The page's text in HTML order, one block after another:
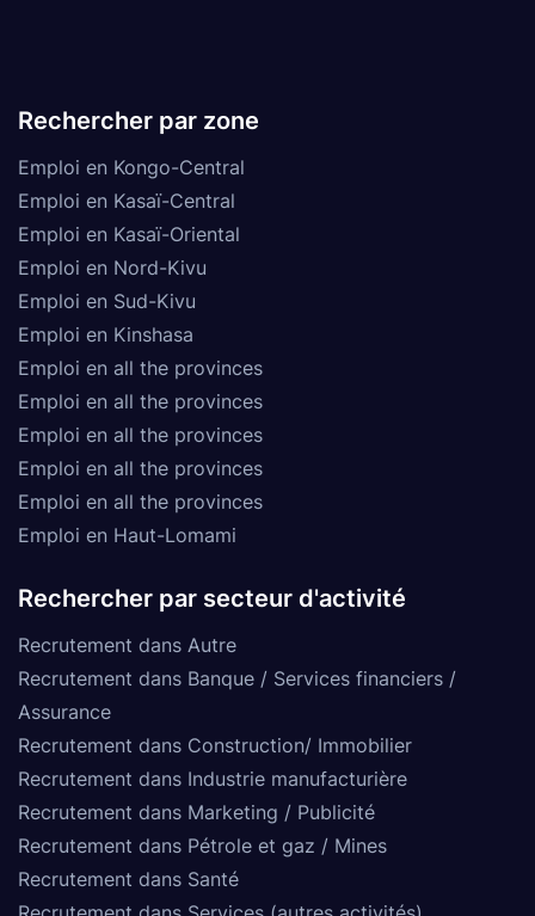
Rechercher par zone
Emploi en Kongo-Central
Emploi en Kasaï-Central
Emploi en Kasaï-Oriental
Emploi en Nord-Kivu
Emploi en Sud-Kivu
Emploi en Kinshasa
Emploi en all the provinces
Emploi en all the provinces
Emploi en all the provinces
Emploi en all the provinces
Emploi en all the provinces
Emploi en Haut-Lomami
Rechercher par secteur d'activité
Recrutement dans Autre
Recrutement dans Banque / Services financiers /
Assurance
Recrutement dans Construction/ Immobilier
Recrutement dans Industrie manufacturière
Recrutement dans Marketing / Publicité
Recrutement dans Pétrole et gaz / Mines
Recrutement dans Santé